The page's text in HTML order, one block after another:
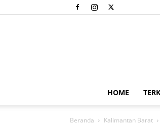
HOME
Beranda Kalimantan Barat